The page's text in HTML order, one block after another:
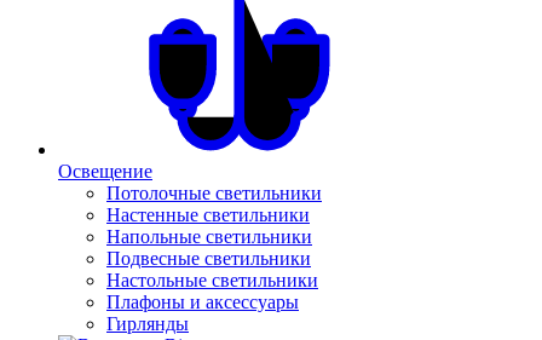
Освещение
Потолочные светильники
Настенные светильники
Напольные светильники
Подвесные светильники
Настольные светильники
Плафоны и аксессуары
Гирлянды